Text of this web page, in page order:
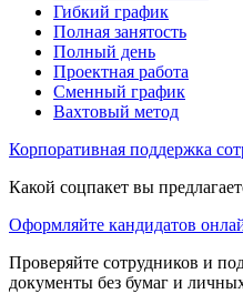
Гибкий график
Полная занятость
Полный день
Проектная работа
Сменный график
Вахтовый метод
Корпоративная поддержка
Какой соцпакет вы
Оформляйте кандидатов
Проверяйте сотрудников и
документы без бумаг и